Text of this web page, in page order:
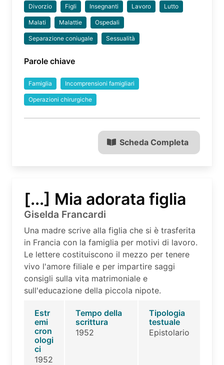
Divorzio Figli Insegnanti Lavoro Lutto
Malati Malattie Ospedali
Separazione coniugale Sessualità
Parole chiave
Famiglia Incomprensioni famigliari
Operazioni chirurgiche
Scheda Completa
[...] Mia adorata figlia
Giselda Francardi
Una madre scrive alla figlia che si è trasferita
in Francia con la famiglia per motivi di lavoro.
Le lettere costituiscono il mezzo per tenere
vivo l'amore filiale e per impartire saggi
consigli sulla vita matrimoniale e
sull'educazione della piccola nipote.
Estr
emi
cron
ologi
ci
1952
Tempo della
scrittura
1952
Tipologia
testuale
Epistolario